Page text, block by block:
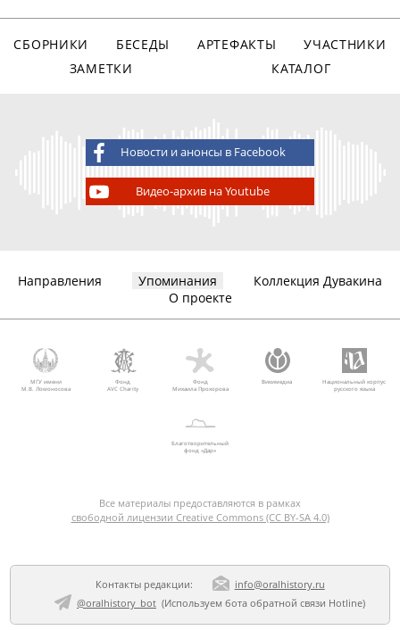
СБОРНИКИ БЕСЕДЫ АРТЕФАКТЫ
УЧАСТНИКИ
ЗАМЕТКИ
КАТАЛОГ
Новости и анонсы в Facebook
Видео-архив на Youtube
Направления Упоминания
Коллекция Дувакина
О проекте
МГУ имени
М.В. Ломоносова
Фонд
AVC Charity
Фонд
Михаила Прохорова
Викимедиа
Национальный корпус
русского языка
Благотворительный
фонд «Дар»
Все материалы предоставляются в рамках
свободной лицензии Creative Commons (CC BY-SA 4.0)
Контакты редакции:
info@oralhistory.ru
@oralhistory_bot(Используем бота обратной связи Hotline)